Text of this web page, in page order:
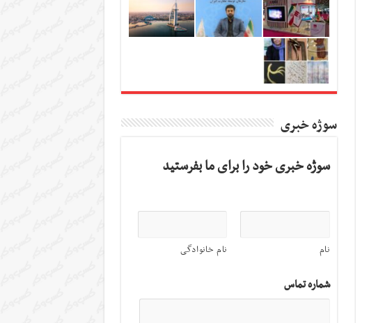
سوژه خبری
سوژه خبری خود را برای ما بفرستید
نام نام خانوادگی
شماره تماس